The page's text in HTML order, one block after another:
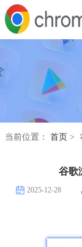
当前位置： 首页 >
谷歌
2025-12-28